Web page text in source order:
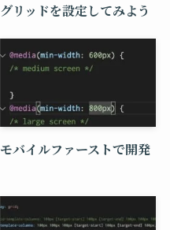
グリッドを設定してみよう
モバイルファーストで開発